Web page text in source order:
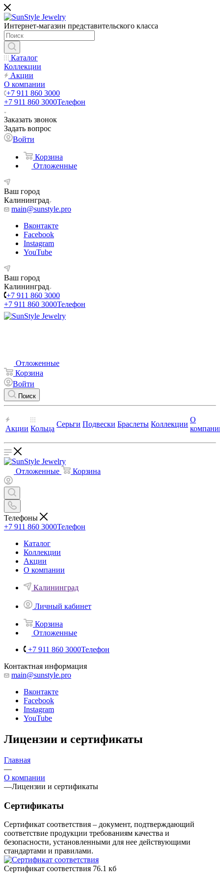
Интернет-магазин представительского класса
Каталог
Коллекции
Акции
О компании
+7 911 860 3000
+7 911 860 3000Телефон
Заказать звонок
Задать вопрос
Войти
Корзина
Отложенные
Ваш город
Калининград
main@sunstyle.pro
Вконтакте
Facebook
Instagram
YouTube
Ваш город
Калининград
+7 911 860 3000
+7 911 860 3000Телефон
Отложенные
Корзина
Войти
Поиск
Акции Кольца
Серьги Подвески Браслеты Коллекции
О
Отложенные Корзина
Телефоны
+7 911 860 3000Телефон
Каталог
Коллекции
Акции
О компании
Калининград
Личный кабинет
Корзина
Отложенные
+7 911 860 3000Телефон
Контактная информация
main@sunstyle.pro
Вконтакте
Facebook
Instagram
YouTube
Лицензии и сертификаты
Главная
—
О компании
—Лицензии и сертификаты
Сертификаты
Сертификат соответствия – документ, подтверждающий
соответствие продукции требованиям качества и
безопасности, установленными для нее действующими
стандартами и правилами.
Сертификат соответствия 76.1 кб